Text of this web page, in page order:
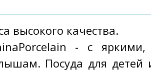
высокого качества.
- с яркими,
Посуда для детей